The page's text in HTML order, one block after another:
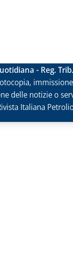
- Reg.
delle notizie o
Italiana